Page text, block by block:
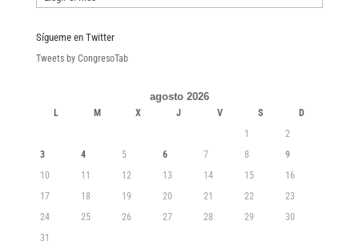
Sígueme en Twitter
Tweets by CongresoTab
agosto 2026
L M X J V S
D
1
2
3
4 5 6 7 8
9
10
11 12 13 14 15
16
17
18 19 20 21 22
23
24
25 26 27 28 29
30
31